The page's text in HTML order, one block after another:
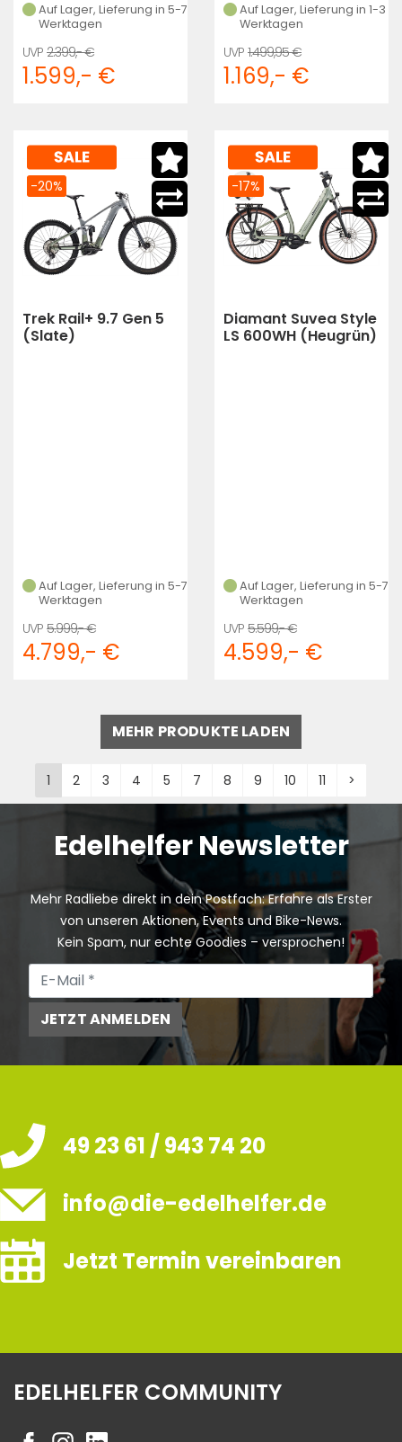
Auf Lager, Lieferung in 5-7
Werktagen
2.399,- €
1.599,- €
Auf Lager, Lieferung in 1-3
Werktagen
1.499,95 €
1.169,- €
Trek Rail+ 9.7 Gen 5
(Slate)
Auf Lager, Lieferung in 5-7
Werktagen
-20%
5.999,- €
4.799,- €
Diamant Suvea Style
LS 600WH (Heugrün)
Auf Lager, Lieferung in 5-7
Werktagen
-17%
5.599,- €
4.599,- €
MEHR PRODUKTE LADEN
1 2 3 4 5 7 8 9 10 11 >
Edelhelfer Newsletter
Mehr Radliebe direkt in dein Postfach: Erfahre als Erster
von unseren Aktionen, Events und Bike-News.
Kein Spam, nur echte Goodies – versprochen!
JETZT ANMELDEN
49 23 61 / 943 74 20
info@die-edelhelfer.de
Jetzt Termin vereinbaren
EDELHELFER COMMUNITY